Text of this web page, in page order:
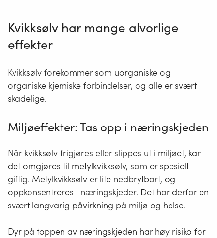
Kvikksølv har mange alvorlige
effekter
Kvikksølv forekommer som uorganiske og
organiske kjemiske forbindelser, og alle er svært
skadelige.
Miljøeffekter: Tas opp i næringskjeden
Når kvikksølv frigjøres eller slippes ut i miljøet, kan
det omgjøres til metylkvikksølv, som er spesielt
giftig. Metylkvikksølv er lite nedbrytbart, og
oppkonsentreres i næringskjeder. Det har derfor en
svært langvarig påvirkning på miljø og helse.
Dyr på toppen av næringskjeden har høy risiko for